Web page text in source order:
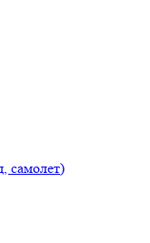
самолет)